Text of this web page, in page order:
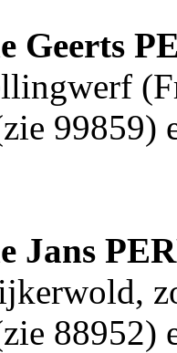
Geerts
99859)
Jans
88952)